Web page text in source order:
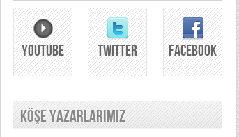
YOUTUBE TWITTER FACEBOOK
KÖŞE YAZARLARIMIZ